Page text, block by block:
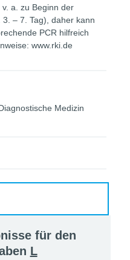
a. zu Beginn der
3. – 7. Tag), daher kann
PCR hilfreich
www.rki.de
Medizin
für den
L